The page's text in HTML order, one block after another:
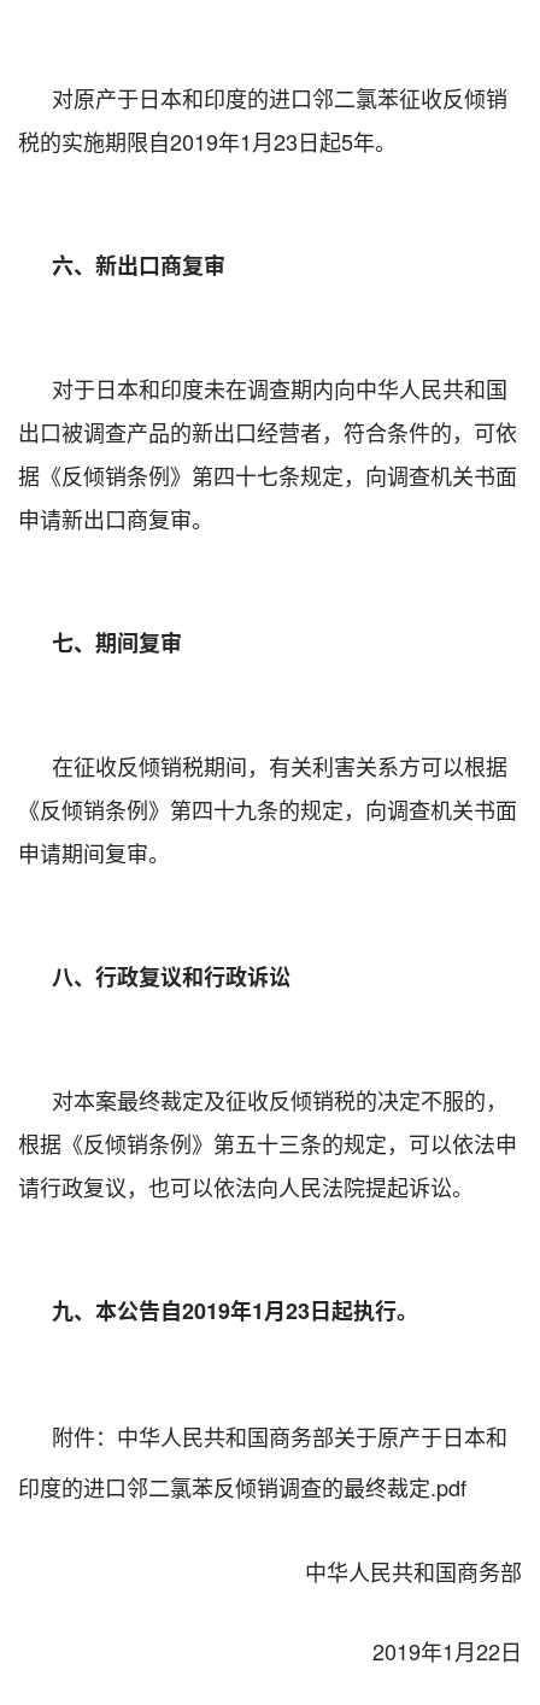
对原产于日本和印度的进口邻二氯苯征收反倾销
税的实施期限自2019年1月23日起5年。
六、新出口商复审
对于日本和印度未在调查期内向中华人民共和国
出口被调查产品的新出口经营者，符合条件的，可依
据《反倾销条例》第四十七条规定，向调查机关书面
申请新出口商复审。
七、期间复审
在征收反倾销税期间，有关利害关系方可以根据
《反倾销条例》第四十九条的规定，向调查机关书面
申请期间复审。
八、行政复议和行政诉讼
对本案最终裁定及征收反倾销税的决定不服的，
根据《反倾销条例》第五十三条的规定，可以依法申
请行政复议，也可以依法向人民法院提起诉讼。
九、本公告自2019年1月23日起执行。
附件： 中华人民共和国商务部关于原产于日本和
印度的进口邻二氯苯反倾销调查的最终裁定.pdf
中华人民共和国商务部
2019年1月22日